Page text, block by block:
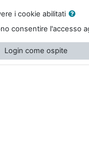
i cookie abilitati
consentire l'accesso
Login come ospite